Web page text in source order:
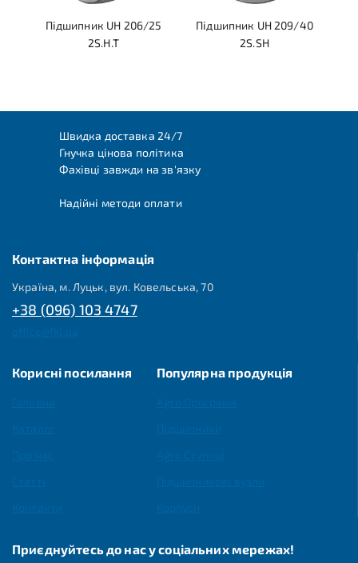
Підшипник UH 206/25
2S.H.T
Підшипник UH 209/40
2S.SH
Швидка доставка 24/7
Гнучка цінова політика
Фахівці завжди на зв'язку
Надійні методи оплати
Контактна інформація
Україна, м. Луцьк, вул. Ковельська, 70
+38 (096) 103 4747
Корисні посилання Популярна продукція
Приєднуйтесь до нас у соціальних мережах!